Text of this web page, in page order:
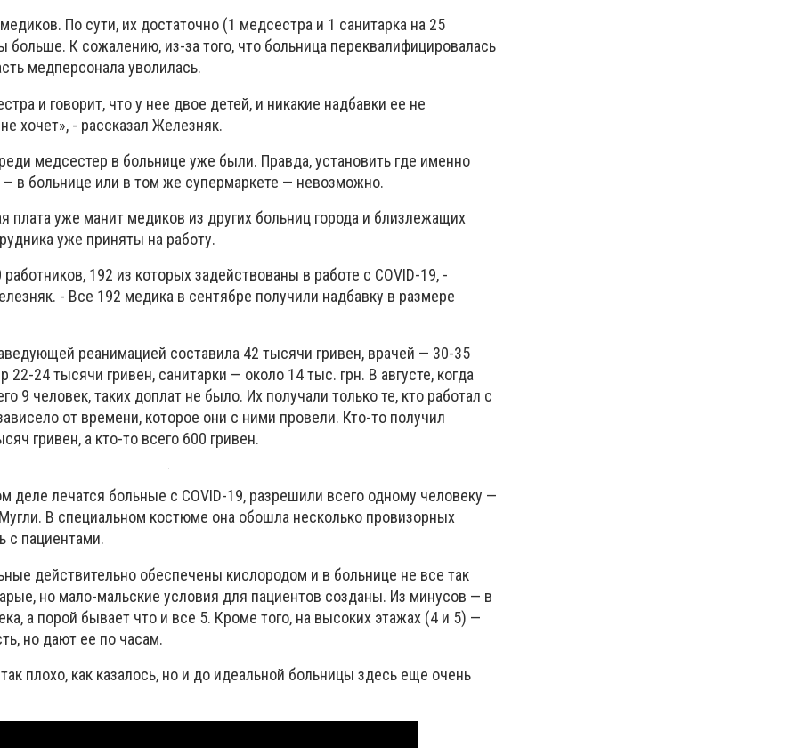
По сути, их достаточно (1 медсестра и 1 санитарка на 25
больше. К сожалению, из-за того, что больница переквалифицировалась
медперсонала уволилась.
и говорит, что у нее двое детей, и никакие надбавки ее не
хочет», - рассказал Железняк.
медсестер в больнице уже были. Правда, установить где именно
в больнице или в том же супермаркете — невозможно.
плата уже манит медиков из других больниц города и близлежащих
уже приняты на работу.
192 из которых задействованы в работе с СOVID-19, -
- Все 192 медика в сентябре получили надбавку в размере
реанимацией составила 42 тысячи гривен, врачей — 30-35
22-24 тысячи гривен, санитарки — около 14 тыс. грн. В августе, когда
9 человек, таких доплат не было. Их получали только те, кто работал с
от времени, которое они с ними провели. Кто-то получил
гривен, а кто-то всего 600 гривен.
деле лечатся больные с СOVID-19, разрешили всего одному человеку —
В специальном костюме она обошла несколько провизорных
с пациентами.
действительно обеспечены кислородом и в больнице не все так
но мало-мальские условия для пациентов созданы. Из минусов — в
а порой бывает что и все 5. Кроме того, на высоких этажах (4 и 5) —
но дают ее по часам.
плохо, как казалось, но и до идеальной больницы здесь еще очень